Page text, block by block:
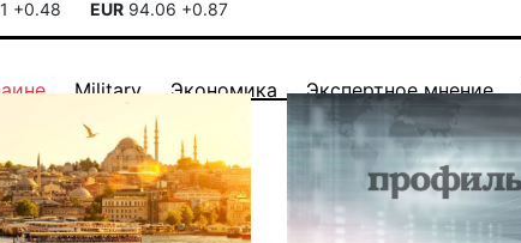
+0.48 EUR 94.06 +0.87
Military Экономика Экспертное мнение